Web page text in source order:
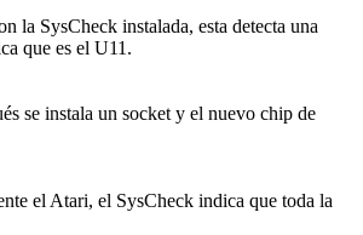
la SysCheck instalada, esta detecta una
que es el U11.
se instala un socket y el nuevo chip de
el Atari, el SysCheck indica que toda la